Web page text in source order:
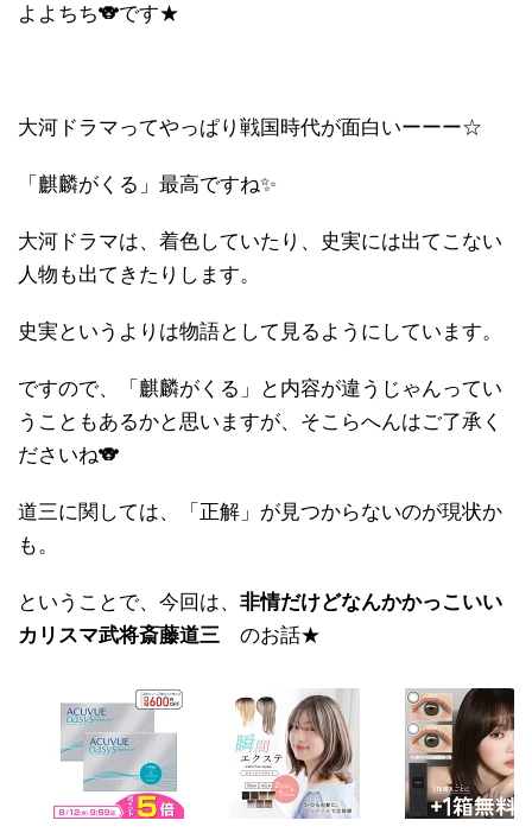
よよちち🐨です★
大河ドラマってやっぱり戦国時代が面白いーーー☆
「麒麟がくる」最高ですね✨
大河ドラマは、着色していたり、史実には出てこない
人物も出てきたりします。
史実というよりは物語として見るようにしています。
ですので、「麒麟がくる」と内容が違うじゃんってい
うこともあるかと思いますが、そこらへんはご了承く
ださいね🐨
道三に関しては、「正解」が見つからないのが現状か
も。
ということで、今回は、 非情だけどなんかかっこいい
カリスマ武将斎藤道三 のお話★